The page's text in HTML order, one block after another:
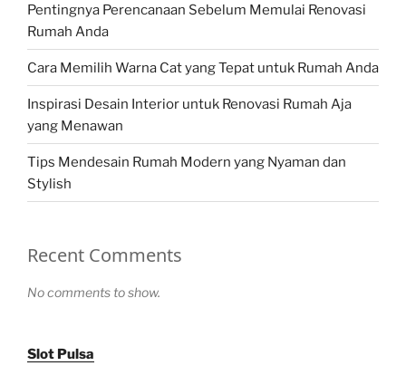
Pentingnya Perencanaan Sebelum Memulai Renovasi
Rumah Anda
Cara Memilih Warna Cat yang Tepat untuk Rumah Anda
Inspirasi Desain Interior untuk Renovasi Rumah Aja
yang Menawan
Tips Mendesain Rumah Modern yang Nyaman dan
Stylish
Recent Comments
No comments to show.
Slot Pulsa